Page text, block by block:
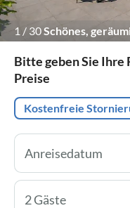
1 / 30Schönes,
Bitte geben Sie Ihre
Preise
Kostenfreie
2 Gäste